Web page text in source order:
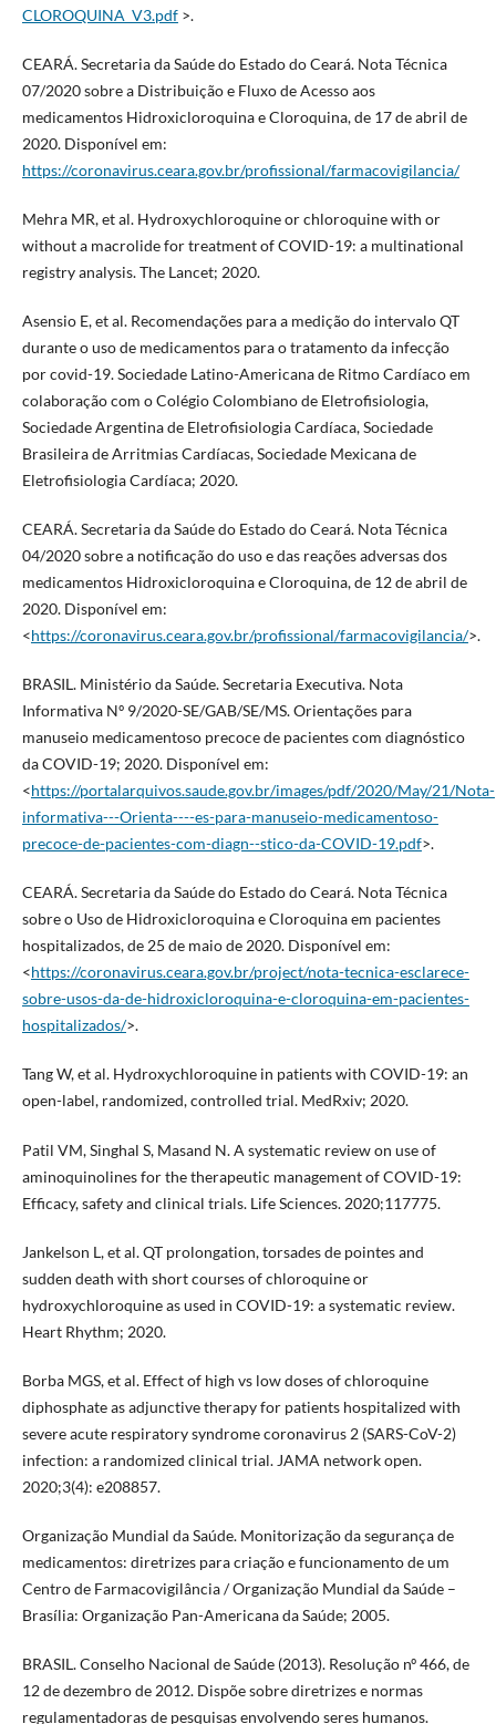
CLOROQUINA_V3.pdf>.
CEARÁ. Secretaria da Saúde do Estado do Ceará. Nota Técnica
07/2020 sobre a Distribuição e Fluxo de Acesso aos
medicamentos Hidroxicloroquina e Cloroquina, de 17 de abril de
2020. Disponível em:
https://coronavirus.ceara.gov.br/profissional/farmacovigilancia/
Mehra MR, et al. Hydroxychloroquine or chloroquine with or
without a macrolide for treatment of COVID-19: a multinational
registry analysis. The Lancet; 2020.
Asensio E, et al. Recomendações para a medição do intervalo QT
durante o uso de medicamentos para o tratamento da infecção
por covid-19. Sociedade Latino-Americana de Ritmo Cardíaco em
colaboração com o Colégio Colombiano de Eletrofisiologia,
Sociedade Argentina de Eletrofisiologia Cardíaca, Sociedade
Brasileira de Arritmias Cardíacas, Sociedade Mexicana de
Eletrofisiologia Cardíaca; 2020.
CEARÁ. Secretaria da Saúde do Estado do Ceará. Nota Técnica
04/2020 sobre a notificação do uso e das reações adversas dos
medicamentos Hidroxicloroquina e Cloroquina, de 12 de abril de
2020. Disponível em:
<https://coronavirus.ceara.gov.br/profissional/farmacovigilancia/>.
BRASIL. Ministério da Saúde. Secretaria Executiva. Nota
Informativa Nº 9/2020-SE/GAB/SE/MS. Orientações para
manuseio medicamentoso precoce de pacientes com diagnóstico
da COVID-19; 2020. Disponível em:
<https://portalarquivos.saude.gov.br/images/pdf/2020/May/21/Nota-
informativa---Orienta----es-para-manuseio-medicamentoso-
precoce-de-pacientes-com-diagn--stico-da-COVID-19.pdf>.
CEARÁ. Secretaria da Saúde do Estado do Ceará. Nota Técnica
sobre o Uso de Hidroxicloroquina e Cloroquina em pacientes
hospitalizados, de 25 de maio de 2020. Disponível em:
<https://coronavirus.ceara.gov.br/project/nota-tecnica-esclarece-
sobre-usos-da-de-hidroxicloroquina-e-cloroquina-em-pacientes-
hospitalizados/>.
Tang W, et al. Hydroxychloroquine in patients with COVID-19: an
open-label, randomized, controlled trial. MedRxiv; 2020.
Patil VM, Singhal S, Masand N. A systematic review on use of
aminoquinolines for the therapeutic management of COVID-19:
Efficacy, safety and clinical trials. Life Sciences. 2020;117775.
Jankelson L, et al. QT prolongation, torsades de pointes and
sudden death with short courses of chloroquine or
hydroxychloroquine as used in COVID-19: a systematic review.
Heart Rhythm; 2020.
Borba MGS, et al. Effect of high vs low doses of chloroquine
diphosphate as adjunctive therapy for patients hospitalized with
severe acute respiratory syndrome coronavirus 2 (SARS-CoV-2)
infection: a randomized clinical trial. JAMA network open.
2020;3(4): e208857.
Organização Mundial da Saúde. Monitorização da segurança de
medicamentos: diretrizes para criação e funcionamento de um
Centro de Farmacovigilância / Organização Mundial da Saúde –
Brasília: Organização Pan-Americana da Saúde; 2005.
BRASIL. Conselho Nacional de Saúde (2013). Resolução nº 466, de
12 de dezembro de 2012. Dispõe sobre diretrizes e normas
regulamentadoras de pesquisas envolvendo seres humanos.